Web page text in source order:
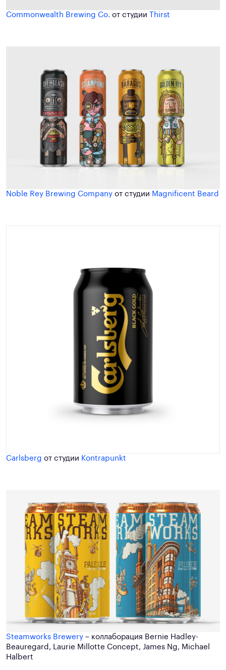
Commonwealth Brewing Co. от студии Thirst
Noble Rey Brewing Company от студии Magnificent Beard
Carlsberg от студии Kontrapunkt
Steamworks Brewery – коллаборация Bernie Hadley-
Beauregard, Laurie Millotte Concept, James Ng, Michael
Halbert